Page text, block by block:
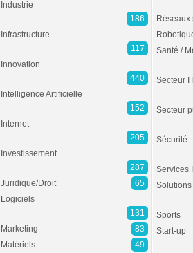
Industrie
186
Infrastructure
117
Innovation
440
Intelligence Artificielle
152
Internet
205
Investissement
287
Juridique/Droit
65
Logiciels
131
Marketing
83
Matériels
49
Réseaux
Santé /
Secteur
Secteur
Sécurité
Services
Sports
Start-up